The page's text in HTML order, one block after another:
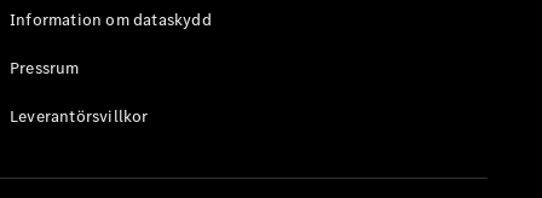
Information om dataskydd
Pressrum
Leverantörsvillkor